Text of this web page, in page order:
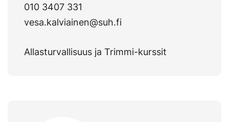
010 3407 331
vesa.kalviainen@suh.fi
Allasturvallisuus ja Trimmi-kurssit